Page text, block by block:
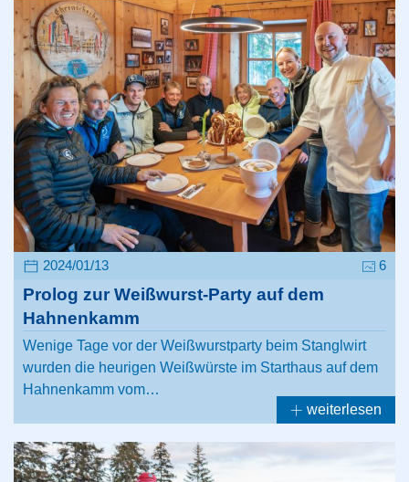
2024/01/13 6
Prolog zur Weißwurst-Party auf dem
Hahnenkamm
Wenige Tage vor der Weißwurstparty beim Stanglwirt
wurden die heurigen Weißwürste im Starthaus auf dem
Hahnenkamm vom…
weiterlesen